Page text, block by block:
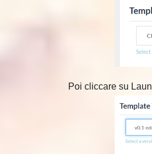
Poi cliccare su